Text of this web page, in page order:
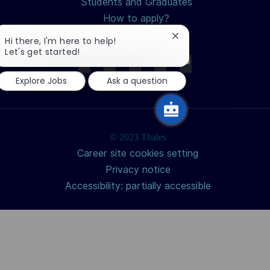
How to apply?
© 2023 Thales
Career site cookies setting
Privacy notice
Accessibility: partially accessible
Hi there, I'm here to help!
Let's get started!
Close
notification
Explore Jobs
Ask a question